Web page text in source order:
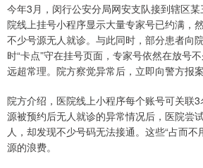
今年3月，闵行公安分局网安支队接到辖区
院线上挂号小程序显示大量专家号已约满，
不少号源无人就诊。与此同时，部分患者向
时“卡点”守在挂号页面，专家号依然在放号
远超常理。院方察觉异常后，立即向警方报案
院方介绍，医院线上小程序每个账号可关联
源被预约后无人就诊的异常情况后，医院尝
人，却发现不少号码无法接通。这些“占而不
源的浪费。